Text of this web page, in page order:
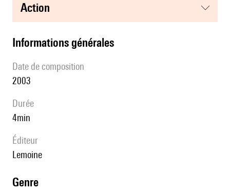
action
informations générales
date de composition
2003
durée
4min
éditeur
Lemoine
genre